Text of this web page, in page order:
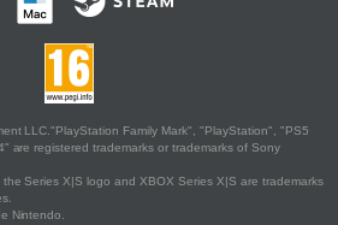
LLC."PlayStation Family Mark", "PlayStation", "PS5
are registered trademarks or trademarks of Sony
Series X|S logo and XBOX Series X|S are trademarks
Nintendo.